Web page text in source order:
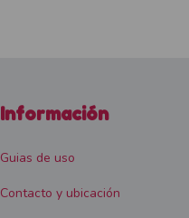
Información
Guias de uso
Contacto y ubicación